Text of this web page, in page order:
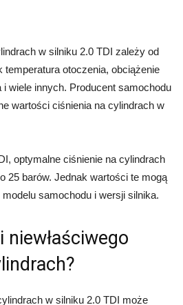
w silniku 2.0 TDI zależy od
temperatura otoczenia, obciążenie
wiele innych. Producent samochodu
wartości ciśnienia na cylindrach w
optymalne ciśnienie na cylindrach
25 barów. Jednak wartości te mogą
samochodu i wersji silnika.
w silniku 2.0 TDI może